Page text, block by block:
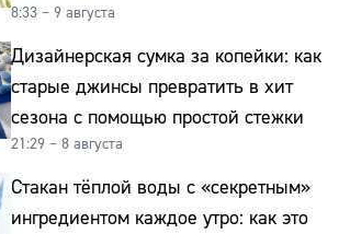
к картошке
8:33 – 9 августа
Дизайнерская сумка за копейки: как
старые джинсы превратить в хит
сезона с помощью простой стежки
21:29 – 8 августа
Стакан тёплой воды с «секретным»
ингредиентом каждое утро: как это